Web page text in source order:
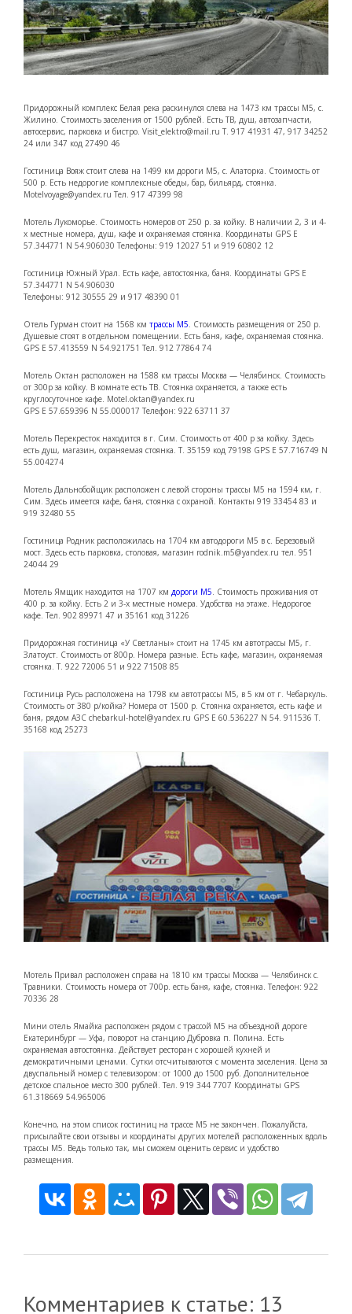
Придорожный комплекс Белая река раскинулся слева на 1473 км трассы М5, с.
Жилино. Стоимость заселения от 1500 рублей. Есть ТВ, душ, автозапчасти,
автосервис, парковка и бистро. Visit_elektro@mail.ru Т. 917 41931 47, 917 34252
24 или 347 код 27490 46
Гостиница Вояж стоит слева на 1499 км дороги М5, с. Алаторка. Стоимость от
500 р. Есть недорогие комплексные обеды, бар, бильярд, стоянка.
Motelvoyage@yandex.ru Тел. 917 47399 98
Мотель Лукоморье. Стоимость номеров от 250 р. за койку. В наличии 2, 3 и 4-
х местные номера, душ, кафе и охраняемая стоянка. Координаты GPS E
57.344771 N 54.906030 Телефоны: 919 12027 51 и 919 60802 12
Гостиница Южный Урал. Есть кафе, автостоянка, баня. Координаты GPS E
57.344771 N 54.906030
Телефоны: 912 30555 29 и 917 48390 01
Отель Гурман стоит на 1568 км трассы М5. Стоимость размещения от 250 р.
Душевые стоят в отдельном помещении. Есть баня, кафе, охраняемая стоянка.
GPS E 57.413559 N 54.921751 Тел. 912 77864 74
Мотель Октан расположен на 1588 км трассы Москва — Челябинск. Стоимость
от 300р за койку. В комнате есть ТВ. Стоянка охраняется, а также есть
круглосуточное кафе. Motel.oktan@yandex.ru
GPS E 57.659396 N 55.000017 Телефон: 922 63711 37
Мотель Перекресток находится в г. Сим. Стоимость от 400 р за койку. Здесь
есть душ, магазин, охраняемая стоянка. Т. 35159 код 79198 GPS E 57.716749 N
55.004274
Мотель Дальнобойщик расположен с левой стороны трассы М5 на 1594 км, г.
Сим. Здесь имеется кафе, баня, стоянка с охраной. Контакты 919 33454 83 и
919 32480 55
Гостиница Родник расположилась на 1704 км автодороги М5 в с. Березовый
мост. Здесь есть парковка, столовая, магазин rodnik.m5@yandex.ru тел. 951
24044 29
Мотель Ямщик находится на 1707 км дороги М5. Стоимость проживания от
400 р. за койку. Есть 2 и 3-х местные номера. Удобства на этаже. Недорогое
кафе. Тел. 902 89971 47 и 35161 код 31226
Придорожная гостиница «У Светланы» стоит на 1745 км автотрассы М5, г.
Златоуст. Стоимость от 800р. Номера разные. Есть кафе, магазин, охраняемая
стоянка. Т. 922 72006 51 и 922 71508 85
Гостиница Русь расположена на 1798 км автотрассы М5, в 5 км от г. Чебаркуль.
Стоимость от 380 р/койка? Номера от 1500 р. Стоянка охраняется, есть кафе и
баня, рядом АЗС chebarkul-hotel@yandex.ru GPS E 60.536227 N 54. 911536 Т.
35168 код 25273
Мотель Привал расположен справа на 1810 км трассы Москва — Челябинск с.
Травники. Стоимость номера от 700р. есть баня, кафе, стоянка. Телефон: 922
70336 28
Мини отель Ямайка расположен рядом с трассой М5 на объездной дороге
Екатеринбург — Уфа, поворот на станцию Дубровка п. Полина. Есть
охраняемая автостоянка. Действует ресторан с хорошей кухней и
демократичными ценами. Сутки отсчитываются с момента заселения. Цена за
двуспальный номер с телевизором: от 1000 до 1500 руб. Дополнительное
детское спальное место 300 рублей. Тел. 919 344 7707 Координаты GPS
61.318669 54.965006
Конечно, на этом список гостиниц на трассе М5 не закончен. Пожалуйста,
присылайте свои отзывы и координаты других мотелей расположенных вдоль
трассы М5. Ведь только так, мы сможем оценить сервис и удобство
размещения.
Комментариев к статье: 13